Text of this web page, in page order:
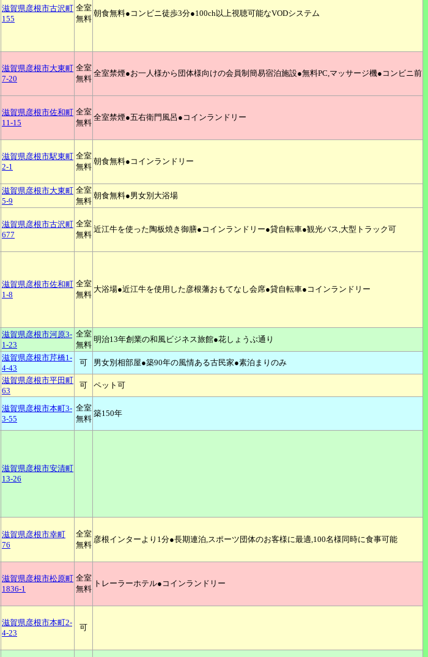
滋賀県彦根市古沢町
155
全室
無料
朝食無料●コンビニ徒歩3分●100ch以上視聴可能なVODシステム
滋賀県彦根市大東町
7-20
全室
無料
全室禁煙●お一人様から団体様向けの会員制簡易宿泊施設●無料PC,マッサージ機●コンビニ前
滋賀県彦根市佐和町
11-15
全室
無料
全室禁煙●五右衛門風呂●コインランドリー
滋賀県彦根市駅東町
2-1
全室
無料
朝食無料●コインランドリー
滋賀県彦根市大東町
5-9
全室
無料
朝食無料●男女別大浴場
滋賀県彦根市古沢町
677
全室
無料
近江牛を使った陶板焼き御膳●コインランドリー●貸自転車●観光バス,大型トラック可
滋賀県彦根市佐和町
1-8
全室
無料
大浴場●近江牛を使用した彦根藩おもてなし会席●貸自転車●コインランドリー
滋賀県彦根市河原3-
1-23
全室
無料
明治13年創業の和風ビジネス旅館●花しょうぶ通り
滋賀県彦根市芹橋1-
4-43
可 男女別相部屋●築90年の風情ある古民家●素泊まりのみ
滋賀県彦根市平田町
63
可 ペット可
滋賀県彦根市本町3-
3-55
全室
無料
築150年
滋賀県彦根市安清町
13-26
滋賀県彦根市幸町
76
全室
無料
彦根インターより1分●長期連泊,スポーツ団体のお客様に最適,100名様同時に食事可能
滋賀県彦根市松原町
1836-1
全室
無料
トレーラーホテル●コインランドリー
滋賀県彦根市本町2-
4-23
可